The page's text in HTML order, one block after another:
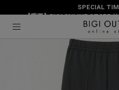
SPECIAL
【重要】BIGI ONLINE STORE
パンツ ２WAYトリ